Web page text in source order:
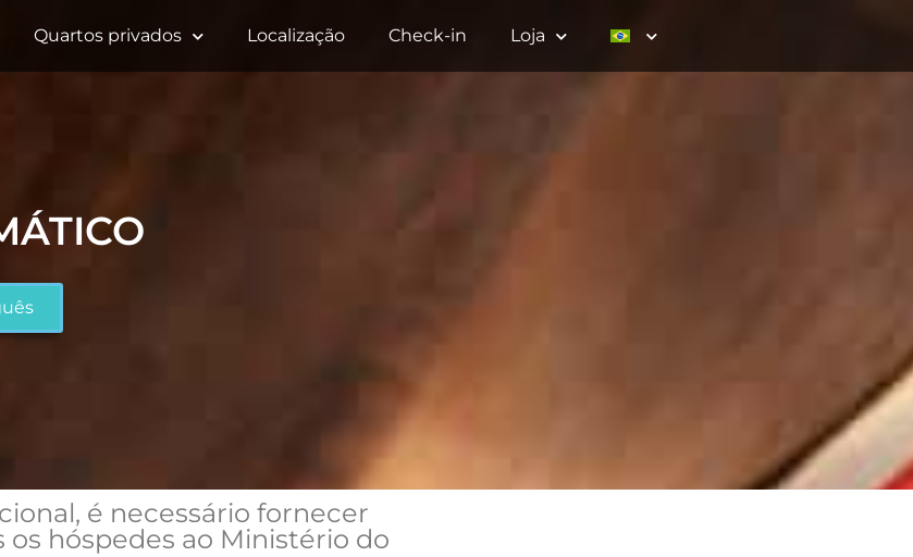
Quartos privados Localização Check-in Loja
é necessário fornecer
hóspedes ao Ministério do